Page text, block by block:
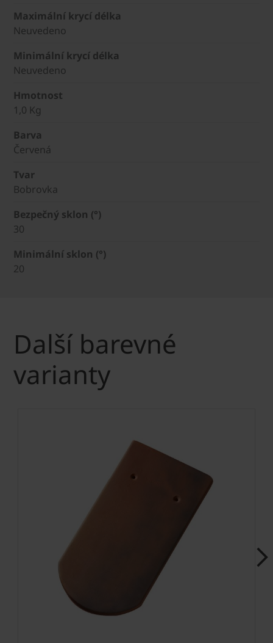
Maximální krycí délka
Neuvedeno
Minimální krycí délka
Neuvedeno
Hmotnost
1,0 Kg
Barva
Červená
Tvar
Bobrovka
Bezpečný sklon (°)
30
Minimální sklon (°)
20
Další barevné
varianty
Next